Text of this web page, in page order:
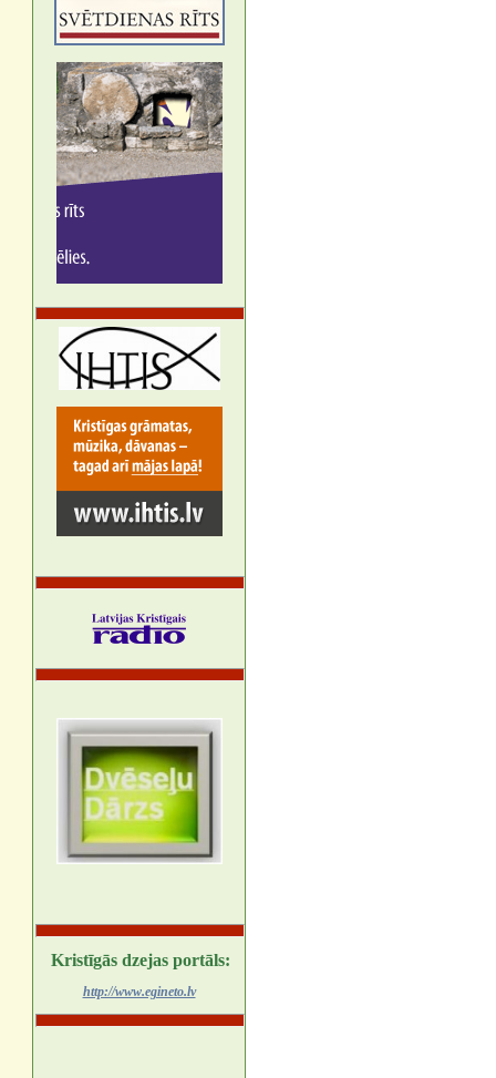
Kristīgās dzejas portāls:
http://www.egineto.lv